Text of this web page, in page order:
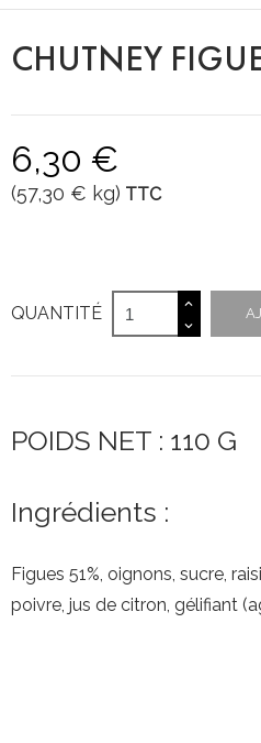
CHUTNEY
6,30 €
(57,30 € kg) TTC
QUANTITÉ
POIDS NET : 110 G
Ingrédients :
Figues 51%, oignons, sucre,
poivre, jus de citron, gélifiant